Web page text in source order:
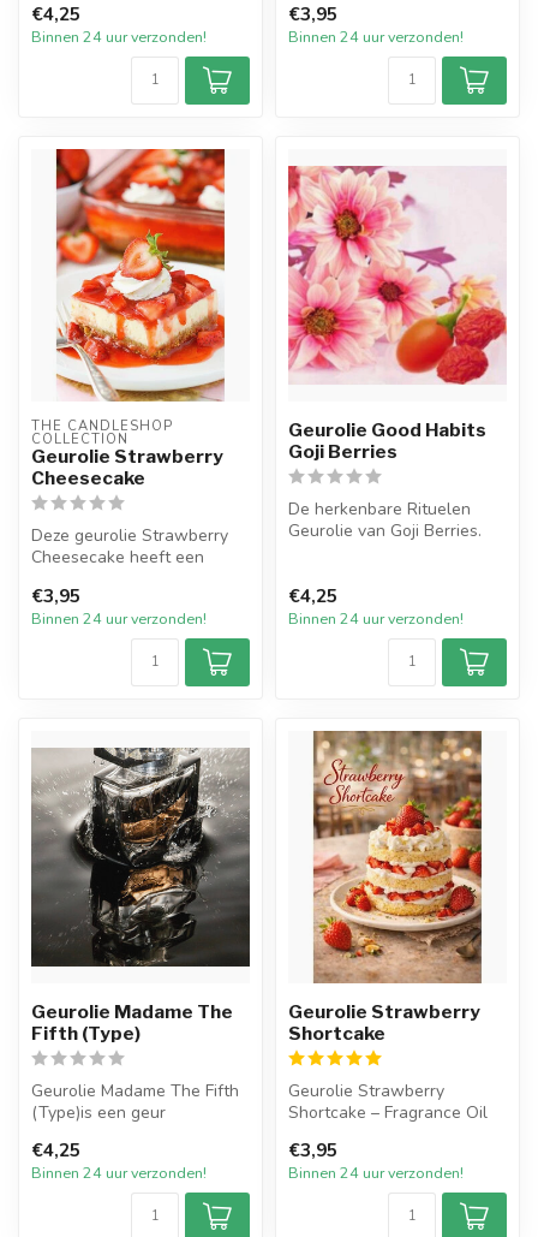
welbekende ge...
€4,25
Binnen 24 uur verzonden!
€3,95
Binnen 24 uur verzonden!
THE CANDLESHOP
COLLECTION
Geurolie Strawberry
Cheesecake
Deze geurolie Strawberry
Cheesecake heeft een
van rod...
€3,95
Binnen 24 uur verzonden!
Geurolie Good Habits
Goji Berries
De herkenbare Rituelen
Geurolie van Goji Berries.
€4,25
Binnen 24 uur verzonden!
Geurolie Madame The
Fifth (Type)
Geurolie Madame The Fifth
(Type)is een geur
welbekend...
€4,25
Binnen 24 uur verzonden!
Geurolie Strawberry
Shortcake
Geurolie Strawberry
Shortcake – Fragrance Oil
Strawberry Shortcake is
een hee...
€3,95
Binnen 24 uur verzonden!